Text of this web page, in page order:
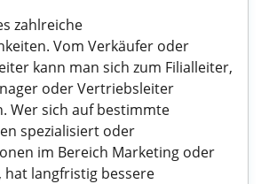
zahlreiche
Vom Verkäufer oder
kann man sich zum Filialleiter,
oder Vertriebsleiter
Wer sich auf bestimmte
spezialisiert oder
im Bereich Marketing oder
langfristig bessere